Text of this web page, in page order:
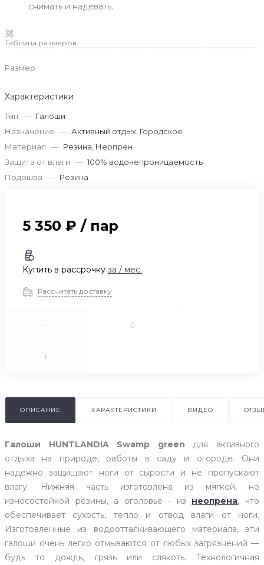
снимать и надевать.
Таблица размеров
Размер
Характеристики
Тип — Галоши
Назначение — Активный отдых, Городское
Материал — Резина, Неопрен
Защита от влаги — 100% водонепроницаемость
Подошва — Резина
5 350 ₽ / пар
Купить в рассрочку за / мес.
Рассчитать доставку
-
+
ОПИСАНИЕ ХАРАКТЕРИСТИКИ ВИДЕО
Галоши HUNTLANDIA Swamp green для активного
отдыха на природе, работы в саду и огороде. Они
надежно защищают ноги от сырости и не пропускают
влагу. Нижняя часть изготовлена из мягкой, но
износостойкой резины, а оголовье - из неопрена, что
обеспечивает сухость, тепло и отвод влаги от ноги.
Изготовленные из водоотталкивающего материала, эти
галоши очень легко отмываются от любых загрязнений —
будь то дождь, грязь или слякоть. Технологичная